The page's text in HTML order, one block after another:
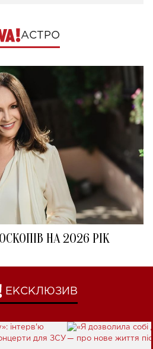
АСТРО
НА 2026 РІК
ЕКСКЛЮЗИВ